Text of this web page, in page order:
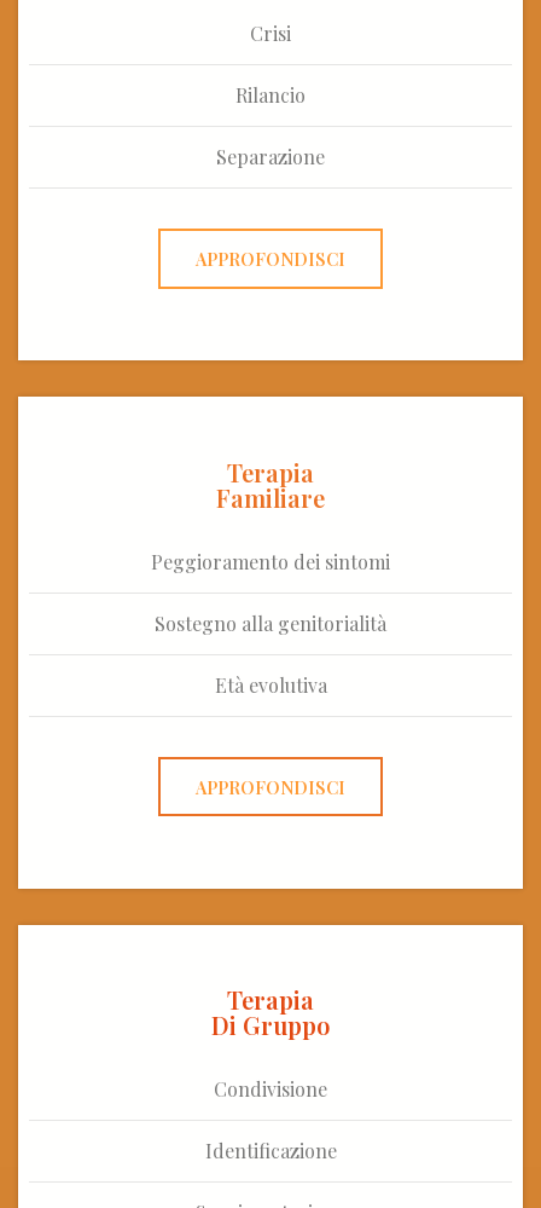
Crisi
Rilancio
Separazione
APPROFONDISCI
Terapia
Familiare
Peggioramento dei sintomi
Sostegno alla genitorialità
Età evolutiva
APPROFONDISCI
Terapia
Di Gruppo
Condivisione
Identificazione